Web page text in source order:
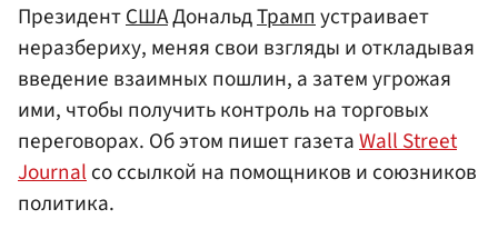
ПрезидентСШАДональдТрампустраивает
неразбериху, меняя свои взгляды и откладывая
введение взаимных пошлин, а затем угрожая
ими, чтобы получить контроль на торговых
переговорах. Об этом пишет газетаWall Street
Journalсо ссылкой на помощников и союзников
политика.